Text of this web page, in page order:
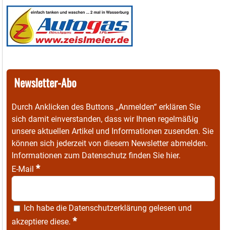
Newsletter-Abo
Durch Anklicken des Buttons „Anmelden“ erklären Sie
sich damit einverstanden, dass wir Ihnen regelmäßig
unsere aktuellen Artikel und Informationen zusenden. Sie
können sich jederzeit von diesem Newsletter abmelden.
Informationen zum Datenschutz finden Sie hier.
E-Mail *
Ich habe die Datenschutzerklärung gelesen und
akzeptiere diese. *